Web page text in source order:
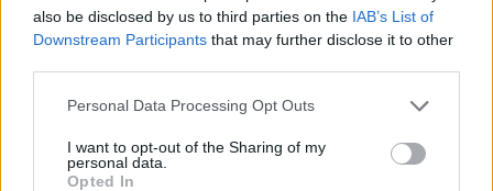
also be disclosed by us to third parties on the IAB’s List of
Downstream Participants that may further disclose it to other
Personal Data Processing Opt Outs
I want to opt-out of the Sharing of my
personal data.
Opted In